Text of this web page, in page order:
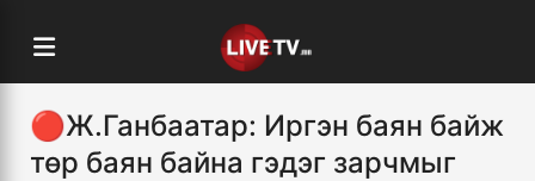
🔴Ж.Ганбаатар: Иргэн баян байж
төр баян байна гэдэг зарчмыг